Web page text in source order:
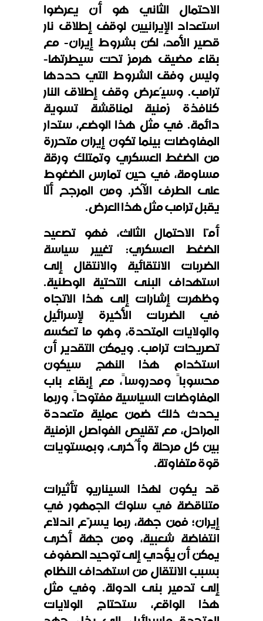
الاحتمال الثاني هو أن يعرضوا
استعداد الإيرانيين لوقف إطلاق نار
قصير الأمد، لكن بشروط إيران- مع
بقاء مضيق هرمز تحت سيطرتها-
وليس وفق الشروط التي حددها
ترامب. وسيُعرض وقف إطلاق النار
كنافذة زمنية لمناقشة تسوية
دائمة. في مثل هذا الوضع، ستدار
المفاوضات بينما تكون إيران متحررة
من الضغط العسكري وتمتلك ورقة
مساومة، في حين تمارس الضغوط
على الطرف الآخر. ومن المرجح ألّا
يقبل ترامب مثل هذا العرض.
أمّا الاحتمال الثالث، فهو تصعيد
الضغط العسكري: تغيير سياسة
الضربات الانتقائية والانتقال إلى
استهداف البنى التحتية الوطنية.
وظهرت إشارات إلى هذا الاتجاه
في الضربات الأخيرة لإسرائيل
والولايات المتحدة، وهو ما تعكسه
تصريحات ترامب. ويمكن التقدير أن
استخدام هذا النهج سيكون
محسوباً ومدروساً، مع إبقاء باب
المفاوضات السياسية مفتوحاً، وربما
يحدث ذلك ضمن عملية متعددة
المراحل، مع تقليص الفواصل الزمنية
بين كل مرحلة وأُخرى، وبمستويات
قوة متفاوتة.
قد يكون لهذا السيناريو تأثيرات
متناقضة في سلوك الجمهور في
إيران؛ فمن جهة، ربما يسرّع اندلاع
انتفاضة شعبية، ومن جهة أخرى
يمكن أن يؤدي إلى توحيد الصفوف
بسبب الانتقال من استهداف النظام
إلى تدمير بنى الدولة. وفي مثل
هذا الواقع، ستحتاج الولايات